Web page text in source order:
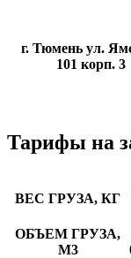
г. Тюмень ул.
101 корп. 3
Тарифы на
ВЕС ГРУЗА, КГ
ОБЪЕМ ГРУЗА,
М3